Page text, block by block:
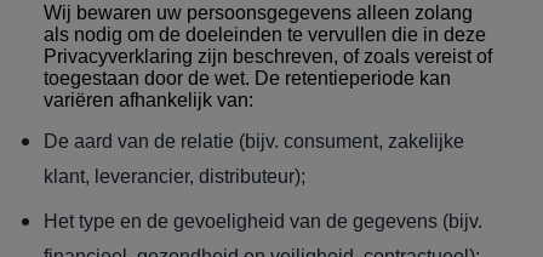
Wij bewaren uw persoonsgegevens alleen zolang
als nodig om de doeleinden te vervullen die in deze
Privacyverklaring zijn beschreven, of zoals vereist of
toegestaan door de wet. De retentieperiode kan
variëren afhankelijk van:
De aard van de relatie (bijv. consument, zakelijke
klant, leverancier, distributeur);
Het type en de gevoeligheid van de gegevens (bijv.